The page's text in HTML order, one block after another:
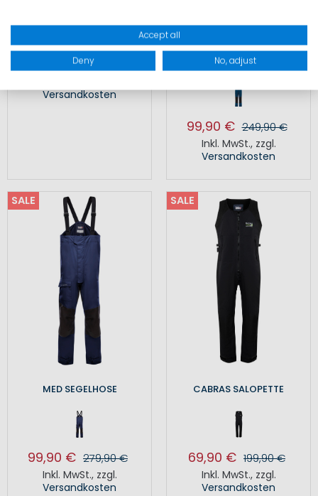
RACING 3 SET HERREN
290,22 € 329,80 €
Versandkosten
MELBOURNE VC2L
SALOPETTE HERREN
99,90 € 249,90 €
Inkl. MwSt., zzgl.
Versandkosten
SALE
MED SEGELHOSE
99,90 € 279,90 €
Inkl. MwSt., zzgl.
Versandkosten
SALE
CABRAS SALOPETTE
69,90 € 199,90 €
Inkl. MwSt., zzgl.
Versandkosten
Accept all
Deny No, adjust